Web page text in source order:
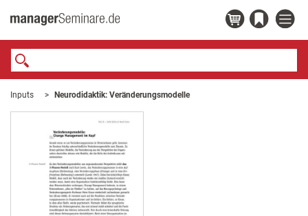
Inputs Neurodidaktik: Veränderungsmodelle